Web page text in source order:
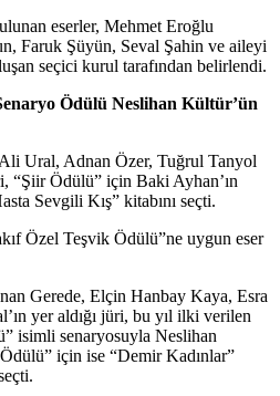
eserler, Mehmet Eroğlu
Faruk Şüyün, Seval Şahin ve aileyi
seçici kurul tarafından belirlendi.
Ödülü Neslihan Kültür’ün
Ural, Adnan Özer, Tuğrul Tanyol
“Şiir Ödülü” için Baki Ayhan’ın
Sevgili Kış” kitabını seçti.
Özel Teşvik Ödülü”ne uygun eser
Gerede, Elçin Hanbay Kaya, Esra
yer aldığı jüri, bu yıl ilki verilen
isimli senaryosuyla Neslihan
için ise “Demir Kadınlar”